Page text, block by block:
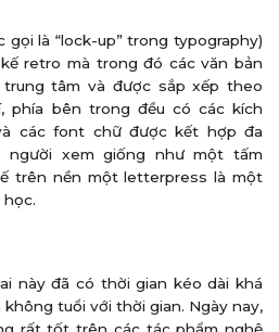
là “lock-up” trong typography)
retro mà trong đó các văn bản
tâm và được sắp xếp theo
phía bên trong đều có các kích
các font chữ được kết hợp đa
người xem giống như một tấm
trên nền một letterpress là một
này đã có thời gian kéo dài khá
tuổi với thời gian. Ngày nay,